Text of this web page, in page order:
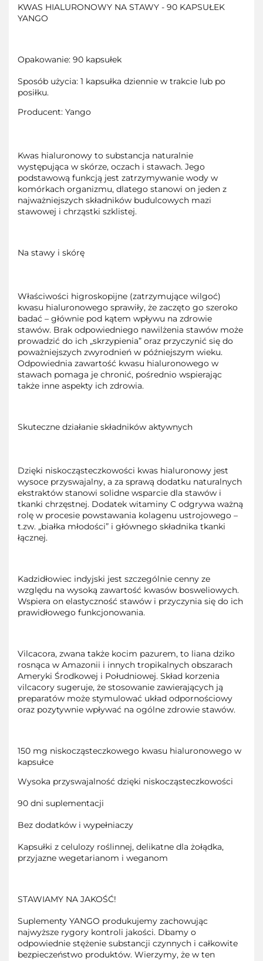
KWAS HIALURONOWY NA STAWY - 90 KAPSUŁEK
YANGO
Opakowanie: 90 kapsułek
Sposób użycia: 1 kapsułka dziennie w trakcie lub po
posiłku.
Producent: Yango
Kwas hialuronowy to substancja naturalnie
występująca w skórze, oczach i stawach. Jego
podstawową funkcją jest zatrzymywanie wody w
komórkach organizmu, dlatego stanowi on jeden z
najważniejszych składników budulcowych mazi
stawowej i chrząstki szklistej.
Na stawy i skórę
Właściwości higroskopijne (zatrzymujące wilgoć)
kwasu hialuronowego sprawiły, że zaczęto go szeroko
badać – głównie pod kątem wpływu na zdrowie
stawów. Brak odpowiedniego nawilżenia stawów może
prowadzić do ich „skrzypienia” oraz przyczynić się do
poważniejszych zwyrodnień w późniejszym wieku.
Odpowiednia zawartość kwasu hialuronowego w
stawach pomaga je chronić, pośrednio wspierając
także inne aspekty ich zdrowia.
Skuteczne działanie składników aktywnych
Dzięki niskocząsteczkowości kwas hialuronowy jest
wysoce przyswajalny, a za sprawą dodatku naturalnych
ekstraktów stanowi solidne wsparcie dla stawów i
tkanki chrzęstnej. Dodatek witaminy C odgrywa ważną
rolę w procesie powstawania kolagenu ustrojowego –
t.zw. „białka młodości” i głównego składnika tkanki
łącznej.
Kadzidłowiec indyjski jest szczególnie cenny ze
względu na wysoką zawartość kwasów bosweliowych.
Wspiera on elastyczność stawów i przyczynia się do ich
prawidłowego funkcjonowania.
Vilcacora, zwana także kocim pazurem, to liana dziko
rosnąca w Amazonii i innych tropikalnych obszarach
Ameryki Środkowej i Południowej. Skład korzenia
vilcacory sugeruje, że stosowanie zawierających ją
preparatów może stymulować układ odpornościowy
oraz pozytywnie wpływać na ogólne zdrowie stawów.
150 mg niskocząsteczkowego kwasu hialuronowego w
kapsułce
Wysoka przyswajalność dzięki niskocząsteczkowości
90 dni suplementacji
Bez dodatków i wypełniaczy
Kapsułki z celulozy roślinnej, delikatne dla żołądka,
przyjazne wegetarianom i weganom
STAWIAMY NA JAKOŚĆ!
Suplementy YANGO produkujemy zachowując
najwyższe rygory kontroli jakości. Dbamy o
odpowiednie stężenie substancji czynnych i całkowite
bezpieczeństwo produktów. Wierzymy, że w ten